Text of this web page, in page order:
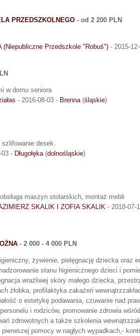
PRZEDSZKOLNEGO - od 2 200 PLN
(Niepubliczne Przedszkole "Robuś") - 2015-
w domu seniora
- 2016-08-03 - Brenna(śląskie)
desek.
03 - Długołęka(dolnośląskie)
maszyn stolarskich, montaż mebli
SKALIK I ZOFIA SKALIK - 2018-07-
- 2 000 - 4 000 PLN
żywienie, pielęgnację dziecka oraz
stanu higienicznego dzieci i
wrażliwej skóry małego dziecka,
żłobka, profilaktyka zakażeń
o estetykę podawania, czuwanie nad
i rodziców, promowanie zdrowia
zdrowotnych a także szkolenia
pomocy w nagłych wypadkach,-